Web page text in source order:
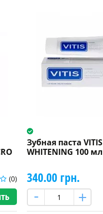
(0)
Зубная паста VITIS
WHITENING 100 мл
340.00 грн.